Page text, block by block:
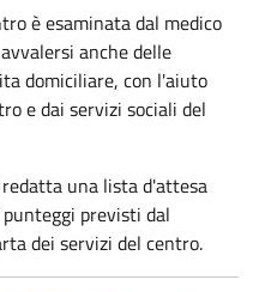
è esaminata dal medico
anche delle
domiciliare, con l'aiuto
e dai servizi sociali del
una lista d'attesa
previsti dal
dei servizi del centro.